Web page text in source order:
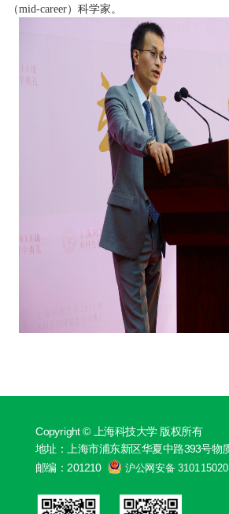
（mid-career）科学家。
Copyright © 上海科技大学 版权所有
地址：上海市浦东新区华夏中路393号物
邮编：201210 沪公网安备